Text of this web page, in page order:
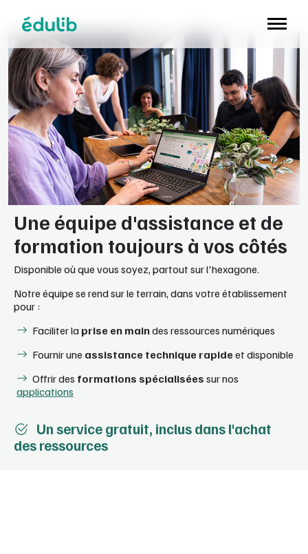
Une équipe d'assistance et de
formation toujours à vos côtés
Disponible où que vous soyez, partout sur l'hexagone.
Notre équipe se rend sur le terrain, dans votre établissement
pour :
Faciliter la prise en maindes ressources numériques
Fournir une assistance technique rapideet disponible
Offrir des formations spécialisées sur nos
applications
Un service gratuit, inclus dans l'achat
des ressources